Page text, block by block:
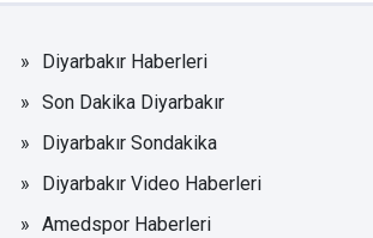
Diyarbakır Haberleri
Son Dakika Diyarbakır
Diyarbakır Sondakika
Diyarbakır Video Haberleri
Amedspor Haberleri